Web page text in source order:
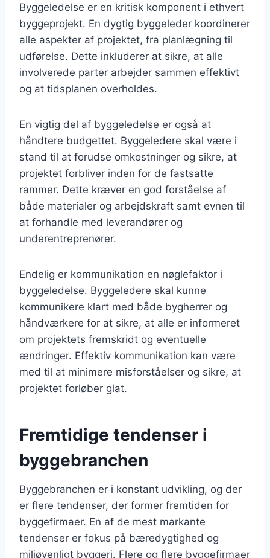
Byggeledelse er en kritisk komponent i ethvert
byggeprojekt. En dygtig byggeleder koordinerer
alle aspekter af projektet, fra planlægning til
udførelse. Dette inkluderer at sikre, at alle
involverede parter arbejder sammen effektivt
og at tidsplanen overholdes.
En vigtig del af byggeledelse er også at
håndtere budgettet. Byggeledere skal være i
stand til at forudse omkostninger og sikre, at
projektet forbliver inden for de fastsatte
rammer. Dette kræver en god forståelse af
både materialer og arbejdskraft samt evnen til
at forhandle med leverandører og
underentreprenører.
Endelig er kommunikation en nøglefaktor i
byggeledelse. Byggeledere skal kunne
kommunikere klart med både bygherrer og
håndværkere for at sikre, at alle er informeret
om projektets fremskridt og eventuelle
ændringer. Effektiv kommunikation kan være
med til at minimere misforståelser og sikre, at
projektet forløber glat.
Fremtidige tendenser i
byggebranchen
Byggebranchen er i konstant udvikling, og der
er flere tendenser, der former fremtiden for
byggefirmaer. En af de mest markante
tendenser er fokus på bæredygtighed og
miljøvenligt byggeri. Flere og flere byggefirmaer